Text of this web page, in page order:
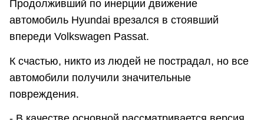
Продолживший по инерции движение
автомобиль Hyundai врезался в стоявший
впереди Volkswagen Passat.
К счастью, никто из людей не пострадал, но все
автомобили получили значительные
повреждения.